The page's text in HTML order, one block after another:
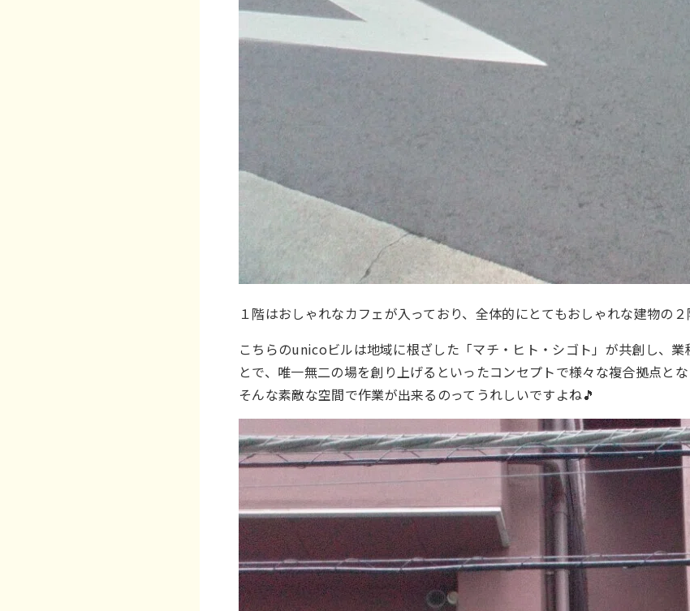
１階はおしゃれなカフェが入っており、全体的にとてもおしゃれな建物の２
こちらのunicoビルは地域に根ざした「マチ・ヒト・シゴト」が共創し、
とで、唯一無二の場を創り上げるといったコンセプトで様々な複合拠点とな
そんな素敵な空間で作業が出来るのってうれしいですよね🎵